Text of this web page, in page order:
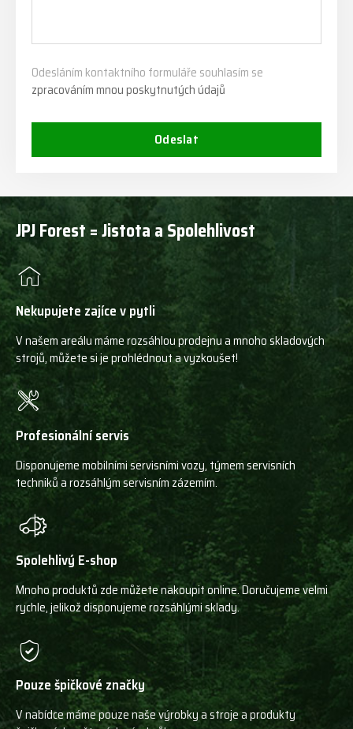
Odesláním kontaktního formuláře souhlasím se
zpracováním mnou poskytnutých údajů
Odeslat
JPJ Forest = Jistota a Spolehlivost
Nekupujete zajíce v pytli
V našem areálu máme rozsáhlou prodejnu a mnoho skladových
strojů, můžete si je prohlédnout a vyzkoušet!
Profesionální servis
Disponujeme mobilními servisními vozy, týmem servisních
techniků a rozsáhlým servisním zázemím.
Spolehlivý E-shop
Mnoho produktů zde můžete nakoupit online. Doručujeme velmi
rychle, jelikož disponujeme rozsáhlými sklady.
Pouze špičkové značky
V nabídce máme pouze naše výrobky a stroje a produkty